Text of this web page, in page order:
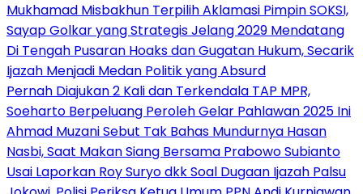
Mukhamad Misbakhun Terpilih Aklamasi Pimpin SOKSI,
Sayap Golkar yang Strategis Jelang 2029 Mendatang
Di Tengah Pusaran Hoaks dan Gugatan Hukum, Secarik
Ijazah Menjadi Medan Politik yang Absurd
Pernah Diajukan 2 Kali dan Terkendala TAP MPR,
Soeharto Berpeluang Peroleh Gelar Pahlawan 2025 Ini
Ahmad Muzani Sebut Tak Bahas Mundurnya Hasan
Nasbi, Saat Makan Siang Bersama Prabowo Subianto
Usai Laporkan Roy Suryo dkk Soal Dugaan Ijazah Palsu